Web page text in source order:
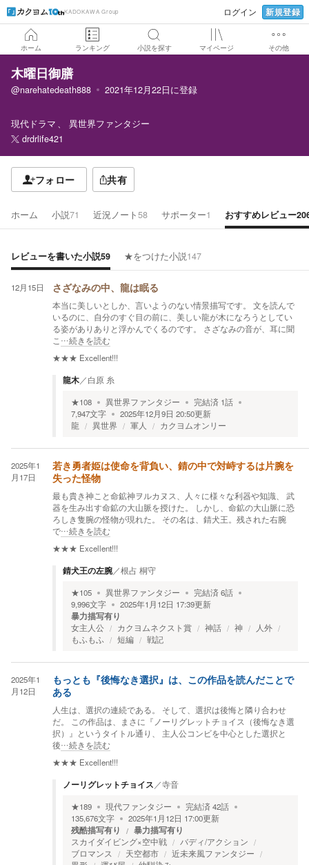
KADOKAWA Group ログイン 新規登録
ホーム ランキング 小説を探す マイページ その他
木曜日御膳
@narehatedeath888 2021年12月22日に登録
現代ドラマ
異世界ファンタジー
drdrlife421
フォロー 共有
ホーム 小説71 近況ノート 58 サポーター1 おすすめレビュー
レビューを書いた小説59 ★をつけた小説147
12月15日 さざなみの中、龍は眠る
本当に美しいとしか、言いようのない情景描写です。 文を読んで
いるのに、自分のすぐ目の前に、美しい龍が木になろうとしてい
る姿がありありと浮かんでくるのです。 さざなみの音が、耳に聞
こ …続きを読む
★★★ Excellent!!!
龍木／白原 糸
★108 異世界ファンタジー 完結済 1話
7,947文字 2025年12月9日 20:50更新
龍
異世界 軍人 カクヨムオンリー
2025年1
月17日
若き勇者姫は使命を背負い、錆の中で対峙するは片腕を
失った怪物
最も貴き神こと命鉱神ヲルカヌス、人々に様々な利器や知識、 武
器を生み出す命鉱の大山脈を授けた。 しかし、命鉱の大山脈に恐
ろしき隻腕の怪物が現れた。 その名は、錆犬王。残された右腕
で…続きを読む
★★★ Excellent!!!
錆犬王の左腕／根占 桐守
★105 異世界ファンタジー 完結済6話
9,996文字 2025年1月12日 17:39更新
暴力描写有り
女主人公 カクヨムネクスト賞 神話 神
人外
もふもふ
短編 戦記
2025年1
月12日
もっとも『後悔なき選択』は、この作品を読んだことで
ある
人生は、選択の連続である。 そして、選択は後悔と隣り合わせ
だ。 この作品は、まさに『ノーリグレットチョイス（後悔なき選
択）』というタイトル通り、 主人公コンビを中心とした選択と
後…続きを読む
★★★ Excellent!!!
ノーリグレットチョイス ／寺音
★189 現代ファンタジー 完結済42話
135,676文字 2025年1月12日 17:00更新
残酷描写有り 暴力描写有り
スカイダイビング×空中戦
バディ/アクション
ブロマンス
天空都市
近未来風ファンタジー